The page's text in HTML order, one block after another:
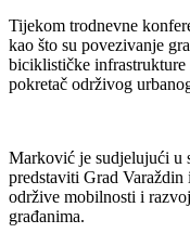
Tijekom trodnevne
kao što su povezivanje
biciklističke
pokretač održivog
Marković je sudjelujući u
predstaviti Grad
održive mobilnosti i
građanima.